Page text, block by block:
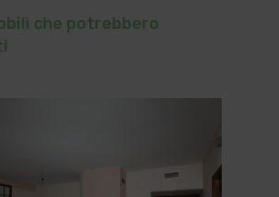
che potrebbero